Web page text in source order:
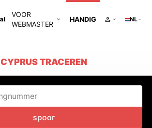
VOOR
WEBMASTER
HANDIG NL
CYPRUS TRACEREN
spoor